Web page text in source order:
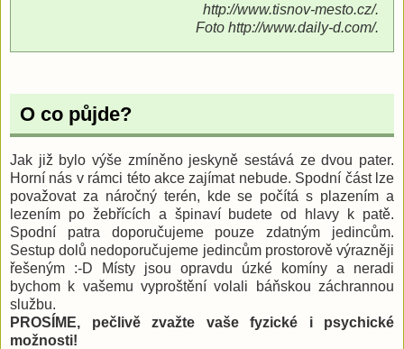
http://www.tisnov-mesto.cz/.
Foto http://www.daily-d.com/.
O co půjde?
Jak již bylo výše zmíněno jeskyně sestává ze dvou pater.
Horní nás v rámci této akce zajímat nebude. Spodní část lze
považovat za náročný terén, kde se počítá s plazením a
lezením po žebřících a špinaví budete od hlavy k patě.
Spodní patra doporučujeme pouze zdatným jedincům.
Sestup dolů nedoporučujeme jedincům prostorově výrazněji
řešeným :-D Místy jsou opravdu úzké komíny a neradi
bychom k vašemu vyproštění volali báňskou záchrannou
službu.
PROSÍME, pečlivě zvažte vaše fyzické i psychické
možnosti!